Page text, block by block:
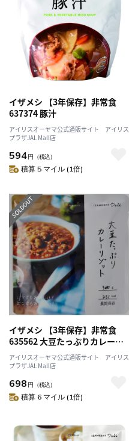
イザメシ 【3年保存】非常食
637374 豚汁
アイリスオーヤマ公式通販サイト アイリス
プラザJAL Mall店
594円 （税込）
積算 5 マイル (1倍)
イザメシ 【3年保存】非常食
635562 大豆たっぷりカレーリ
ゾット
アイリスオーヤマ公式通販サイト アイリス
プラザJAL Mall店
698 円 （税込）
積算 6 マイル (1倍)